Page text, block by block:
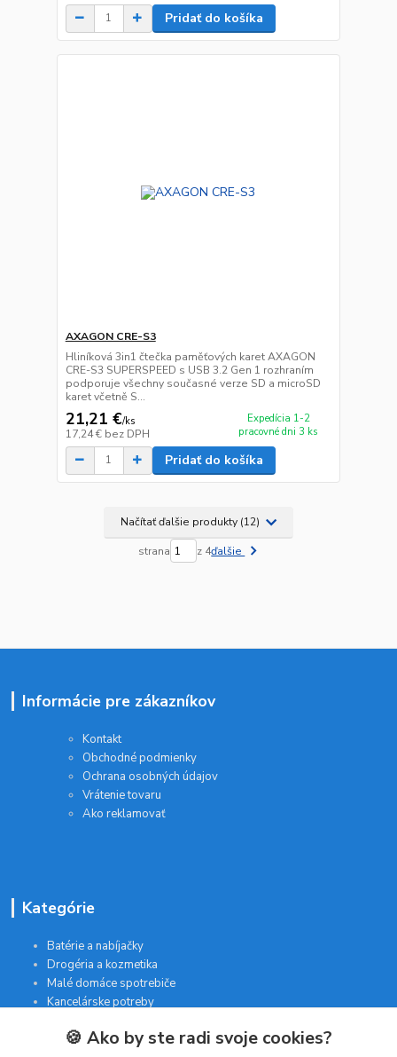
Pridať do košíka
AXAGON CRE-S3
Hliníková 3in1 čtečka paměťových karet AXAGON
CRE-S3 SUPERSPEED s USB 3.2 Gen 1 rozhraním
podporuje všechny současné verze SD a microSD
karet včetně S...
21,21 €/ks
17,24 € bez DPH
Expedícia 1-2
pracovné dni 3 ks
Pridať do košíka
Načítať ďalšie produkty (12)
strana z 4ďalšie
Informácie pre zákazníkov
Kontakt
Obchodné podmienky
Ochrana osobných údajov
Vrátenie tovaru
Ako reklamovať
Kategórie
Batérie a nabíjačky
Drogéria a kozmetika
Malé domáce spotrebiče
Kancelárske potreby
🍪 Ako by ste radi svoje cookies?